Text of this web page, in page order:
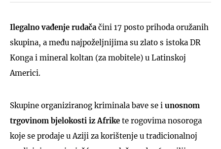
Ilegalno vađenje rudača čini 17 posto prihoda oružanih
skupina, a među najpoželjnijima su zlato s istoka DR
Konga i mineral koltan (za mobitele) u Latinskoj
Americi.
Skupine organiziranog kriminala bave se i unosnom
trgovinom bjelokosti iz Afrike te rogovima nosoroga
koje se prodaje u Aziji za korištenje u tradicionalnoj